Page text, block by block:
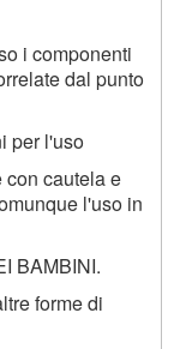
i componenti
dal punto
per l'uso
con cautela e
l'uso in
BAMBINI.
forme di